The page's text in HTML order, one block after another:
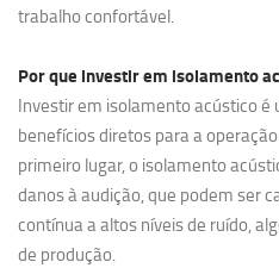
trabalho confortável.
Por que investir em isolamento
Investir em isolamento acústico é
benefícios diretos para a
primeiro lugar, o isolamento
danos à audição, que podem ser
contínua a altos níveis de ruído,
de produção.